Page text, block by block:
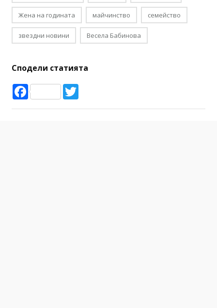
Жена на годината майчинство семейство
звездни новини Весела Бабинова
Сподели статията
Facebook